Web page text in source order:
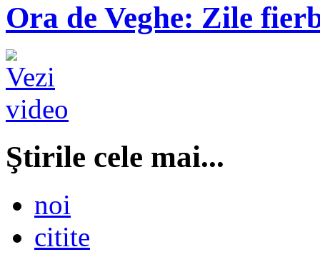
Ora de Veghe: Zile
Ştirile cele mai...
noi
citite